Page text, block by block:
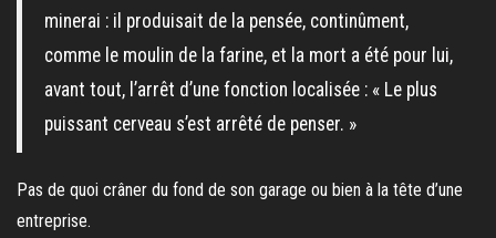
minerai : il produisait de la pensée, continûment,
comme le moulin de la farine, et la mort a été pour lui,
avant tout, l’arrêt d’une fonction localisée : « Le plus
puissant cerveau s’est arrêté de penser. »
Pas de quoi crâner du fond de son garage ou bien à la tête d’une
entreprise.